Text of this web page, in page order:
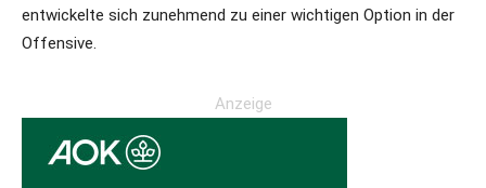
entwickelte sich zunehmend zu einer wichtigen Option in der
Offensive.
Anzeige